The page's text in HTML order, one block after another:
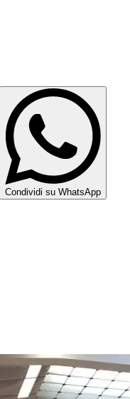
Condividi su WhatsApp